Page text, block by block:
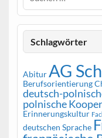
Schlagwörter
AbiturAG
Berufsorientierung
deutsch-
polnische
Erinnerungskultur
deutschen Sprache